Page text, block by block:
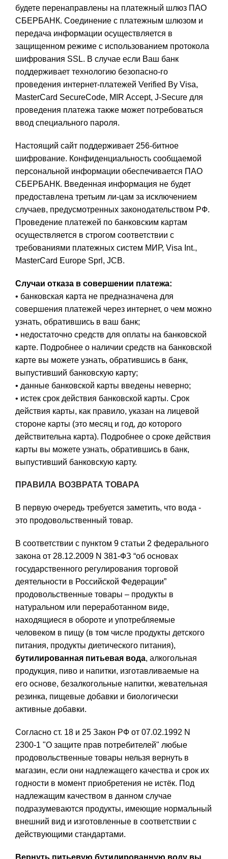
будете перенаправлены на платежный шлюз ПАО
СБЕРБАНК. Соединение с платежным шлюзом и
передача информации осуществляется в
защищенном режиме с использованием протокола
шифрования SSL. В случае если Ваш банк
поддерживает технологию безопасно-го
проведения интернет-платежей Verified By Visa,
MasterCard SecureCode, MIR Accept, J-Secure для
проведения платежа также может потребоваться
ввод специального пароля.
Настоящий сайт поддерживает 256-битное
шифрование. Конфиденциальность сообщаемой
персональной информации обеспечивается ПАО
СБЕРБАНК. Введенная информация не будет
предоставлена третьим ли-цам за исключением
случаев, предусмотренных законодательством РФ.
Проведение платежей по банковским картам
осуществляется в строгом соответствии с
требованиями платежных систем МИР, Visa Int.,
MasterCard Europe Sprl, JCB.
Случаи отказа в совершении платежа:
• банковская карта не предназначена для
совершения платежей через интернет, о чем можно
узнать, обратившись в ваш банк;
• недостаточно средств для оплаты на банковской
карте. Подробнее о наличии средств на банковской
карте вы можете узнать, обратившись в банк,
выпустивший банковскую карту;
• данные банковской карты введены неверно;
• истек срок действия банковской карты. Срок
действия карты, как правило, указан на лицевой
стороне карты (это месяц и год, до которого
действительна карта). Подробнее о сроке действия
карты вы можете узнать, обратившись в банк,
выпустивший банковскую карту.
ПРАВИЛА ВОЗВРАТА ТОВАРА
В первую очередь требуется заметить, что вода -
это продовольственный товар.
В соответствии с пунктом 9 статьи 2 федерального
закона от 28.12.2009 N 381-ФЗ “об основах
государственного регулирования торговой
деятельности в Российской Федерации”
продовольственные товары – продукты в
натуральном или переработанном виде,
находящиеся в обороте и употребляемые
человеком в пищу (в том числе продукты детского
питания, продукты диетического питания),
бутилированная питьевая вода, алкогольная
продукция, пиво и напитки, изготавливаемые на
его основе, безалкогольные напитки, жевательная
резинка, пищевые добавки и биологически
активные добавки.
Согласно ст. 18 и 25 Закон РФ от 07.02.1992 N
2300-1 "О защите прав потребителей" любые
продовольственные товары нельзя вернуть в
магазин, если они надлежащего качества и срок их
годности в момент приобретения не истёк. Под
надлежащим качеством в данном случае
подразумеваются продукты, имеющие нормальный
внешний вид и изготовленные в соответствии с
действующими стандартами.
Вернуть питьевую бутилированную воду вы